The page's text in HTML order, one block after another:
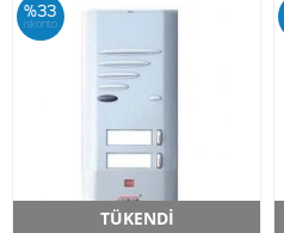
%33
iskonto
TÜKENDİ
Hızlı Teslimat